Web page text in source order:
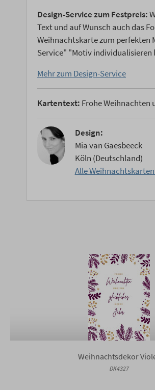
Design-Service zum Festpreis:
Text und auf Wunsch auch das
Weihnachtskarte zum perfekten
Service" "Motiv individualisieren
Mehr zum Design-Service
Kartentext: Frohe Weihnachten
Design:
Mia van Gaesbeeck
Köln (Deutschland)
Alle
Weihnachtsdekor
DK4327